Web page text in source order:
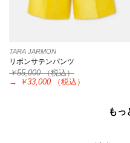
TARA JARMON
リボンサテンパンツ
￥55,000（税込）
→
￥33,000 （税込）
もっ